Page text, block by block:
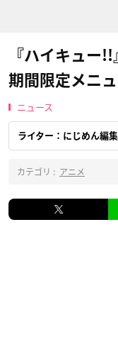
『ハイキュー
期間限定メニ
ニュース
ライター：にじめん編
カテゴリ : アニメ